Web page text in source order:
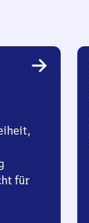
für